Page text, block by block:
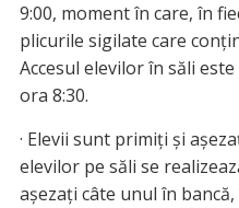
9:00, moment în care, în
plicurile sigilate care
Accesul elevilor în săli
ora 8:30.
· Elevii sunt primiţi şi
elevilor pe săli se
aşezaţi câte unul în